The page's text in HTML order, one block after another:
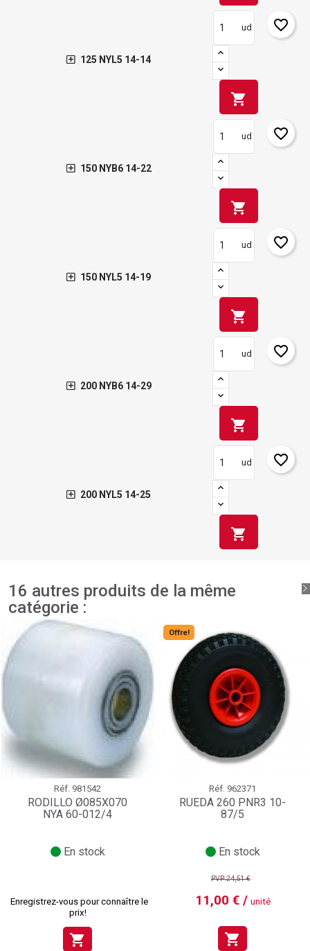
125 NYL5 14-14
ud
shopping_cart
favorite_border
150 NYB6 14-22
ud
shopping_cart
favorite_border
150 NYL5 14-19
ud
shopping_cart
favorite_border
200 NYB6 14-29
ud
shopping_cart
favorite_border
200 NYL5 14-25
ud
shopping_cart
favorite_border
16 autres produits de la même
catégorie :
Réf. 981542
RODILLO Ø085X070
NYA 60-012/4
En stock
Enregistrez-vous pour connaître le
prix!
shopping_cart
Offre!
Réf. 962371
RUEDA 260 PNR3 10-
87/5
En stock
PVP:24,51 €
11,00 € / unité
shopping_cart